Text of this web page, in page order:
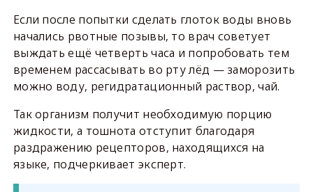
Если после попытки сделать глоток воды вновь
начались рвотные позывы, то врач советует
выждать ещё четверть часа и попробовать тем
временем рассасывать во рту лёд — заморозить
можно воду, регидратационный раствор, чай.
Так организм получит необходимую порцию
жидкости, а тошнота отступит благодаря
раздражению рецепторов, находящихся на
языке, подчеркивает эксперт.